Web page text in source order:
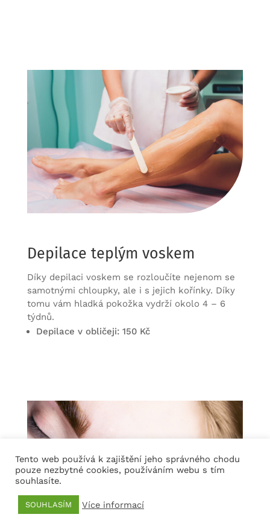
Depilace teplým voskem
Díky depilaci voskem se rozloučíte nejenom se
samotnými chloupky, ale i s jejich kořínky. Díky
tomu vám hladká pokožka vydrží okolo 4 – 6
týdnů.
Depilace v obličeji: 150 Kč
Tento web používá k zajištění jeho správného chodu
pouze nezbytné cookies, používáním webu s tím
souhlasíte.
SOUHLASÍM Více informací